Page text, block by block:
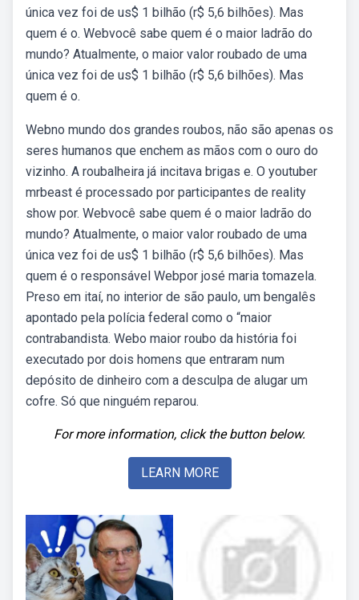
única vez foi de us$ 1 bilhão (r$ 5,6 bilhões). Mas
quem é o. Webvocê sabe quem é o maior ladrão do
mundo? Atualmente, o maior valor roubado de uma
única vez foi de us$ 1 bilhão (r$ 5,6 bilhões). Mas
quem é o.
Webno mundo dos grandes roubos, não são apenas os
seres humanos que enchem as mãos com o ouro do
vizinho. A roubalheira já incitava brigas e. O youtuber
mrbeast é processado por participantes de reality
show por. Webvocê sabe quem é o maior ladrão do
mundo? Atualmente, o maior valor roubado de uma
única vez foi de us$ 1 bilhão (r$ 5,6 bilhões). Mas
quem é o responsável Webpor josé maria tomazela.
Preso em itaí, no interior de são paulo, um bengalês
apontado pela polícia federal como o “maior
contrabandista. Webo maior roubo da história foi
executado por dois homens que entraram num
depósito de dinheiro com a desculpa de alugar um
cofre. Só que ninguém reparou.
For more information, click the button below.
LEARN MORE